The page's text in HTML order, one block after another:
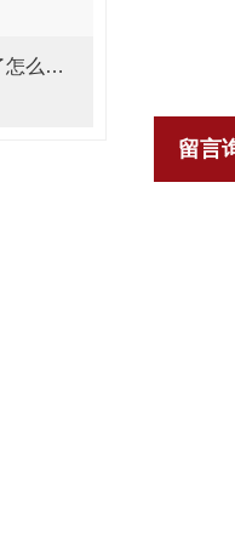
机床排屑机使用时突然卡住了怎么办？
留言